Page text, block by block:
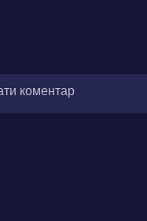
коментар